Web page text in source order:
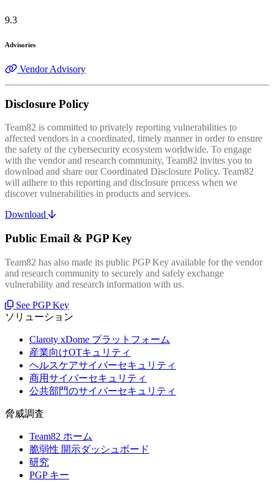
9.3
Advisories
Vendor Advisory
Disclosure Policy
Team82 is committed to privately reporting vulnerabilities to
affected vendors in a coordinated, timely manner in order to ensure
the safety of the cybersecurity ecosystem worldwide. To engage
with the vendor and research community, Team82 invites you to
download and share our Coordinated Disclosure Policy. Team82
will adhere to this reporting and disclosure process when we
discover vulnerabilities in products and services.
Download
Public Email & PGP Key
Team82 has also made its public PGP Key available for the vendor
and research community to securely and safely exchange
vulnerability and research information with us.
See PGP Key
ソリューション
Claroty xDome プラットフォーム
産業向けOTキュリティ
ヘルスケアサイバーセキュリティ
商用サイバーセキュリティ
公共部門のサイバーセキュリティ
脅威調査
Team82 ホーム
脆弱性 開示ダッシュボード
研究
PGP キー